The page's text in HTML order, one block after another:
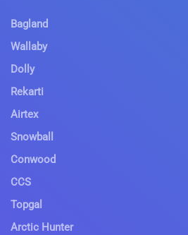
Bagland
Wallaby
Dolly
Rekarti
Airtex
Snowball
Conwood
CCS
Topgal
Arctic Hunter